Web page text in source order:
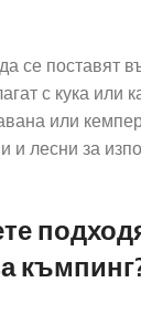
се поставят
с кука или
или
и лесни за